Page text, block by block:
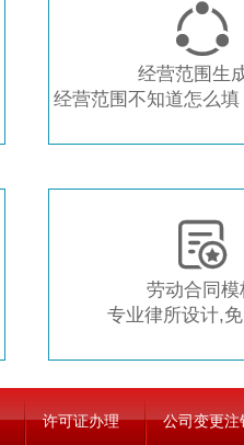

经营范围生
经营范围不知道怎么填

劳动合同模
专业律所设计,
许可证办理 公司变更注